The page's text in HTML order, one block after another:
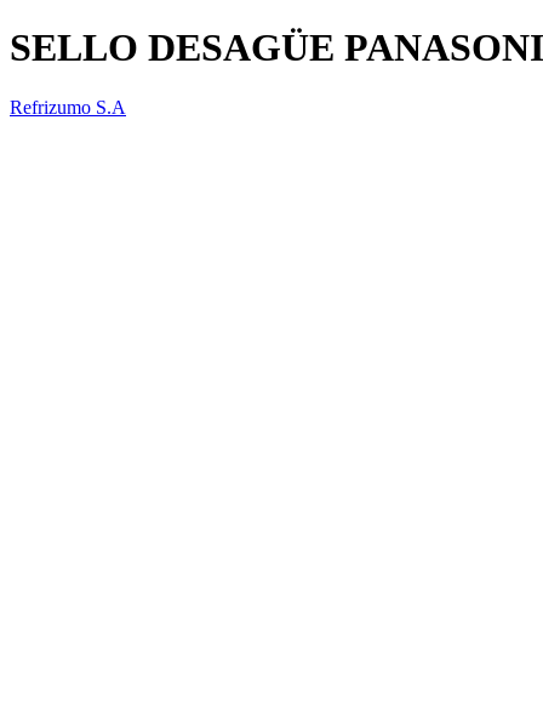
SELLO DESAGÜE
Refrizumo S.A